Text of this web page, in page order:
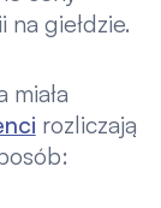
giełdzie.
rozliczają